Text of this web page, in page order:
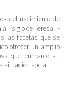
del nacimiento de
"siglo de Teresa" -
las facetas que se
ofrecer un amplio
que enmarcó su
situación social